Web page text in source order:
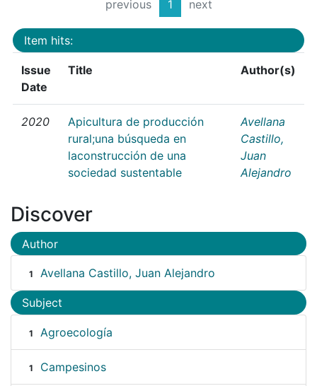
previous 1 next
Item hits:
Issue
Date
Title Author(s)
2020
Apicultura de producción
rural;una búsqueda en
laconstrucción de una
sociedad sustentable
Avellana
Castillo,
Juan
Alejandro
Discover
Author
1 Avellana Castillo, Juan Alejandro
Subject
1 Agroecología
1 Campesinos